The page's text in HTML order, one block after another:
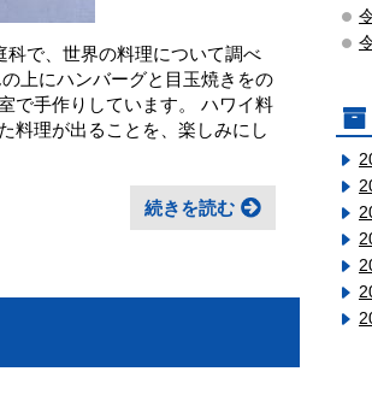
で、世界の料理について調べ
上にハンバーグと目玉焼きをの
で手作りしています。 ハワイ料
料理が出ることを、楽しみにし
続きを読む